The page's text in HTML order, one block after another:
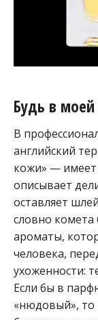
Будь в
В
английский
кожи» — имеет
описывает
оставляет
словно комета
ароматы,
человека,
ухоженности:
Если бы в
«нюдовый»,